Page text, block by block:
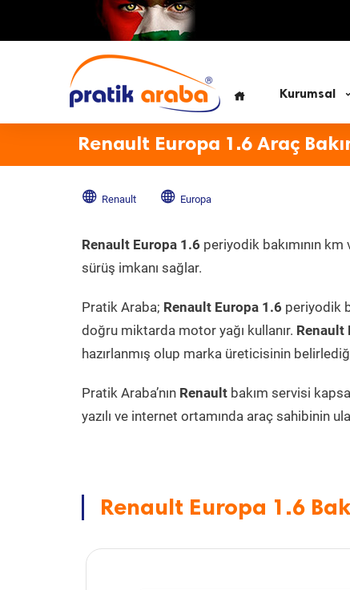
Kurumsal
Renault Europa 1.6 Araç
Renault Europa
Renault Europa 1.6 periyodik bakımının km
sürüş imkanı sağlar.
Pratik Araba; Renault Europa 1.6 periyodik
doğru miktarda motor yağı kullanır. Renault
hazırlanmış olup marka üreticisinin
Pratik Araba’nın Renault bakım servisi
yazılı ve internet ortamında araç sahibinin
Renault Europa 1.6